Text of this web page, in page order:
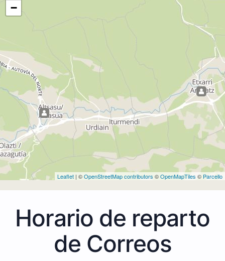
−
Leaflet | ©OpenStreetMap contributors ©OpenMapTiles © Parcello
Horario de reparto
de Correos